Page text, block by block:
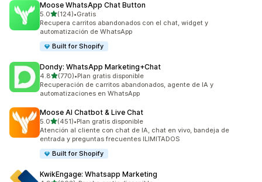
Moose WhatsApp Chat Button
5.0de 5 estrellas
(124)
124 reseñas en total
•Gratis
Recupera carritos abandonados con el chat, widget y
automatización de WhatsApp
Built for Shopify
Dondy: WhatsApp Marketing+Chat
4.8de 5 estrellas
(770)
770 reseñas en total
•Plan gratis disponible
Recuperación de carritos abandonados, agente de IA y
automatizaciones en WhatsApp
Moose AI Chatbot & Live Chat
5.0de 5 estrellas
(451)
451 reseñas en total
•Plan gratis disponible
Atención al cliente con chat de IA, chat en vivo, bandeja de
entrada y preguntas frecuentes ILIMITADOS
Built for Shopify
KwikEngage: Whatsapp Marketing